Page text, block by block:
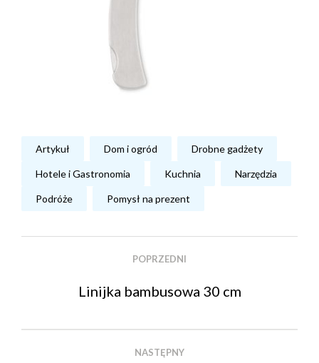
Artykuł Dom i ogród Drobne gadżety
Hotele i Gastronomia Kuchnia Narzędzia
Podróże Pomysł na prezent
POPRZEDNI
Linijka bambusowa 30 cm
NASTĘPNY